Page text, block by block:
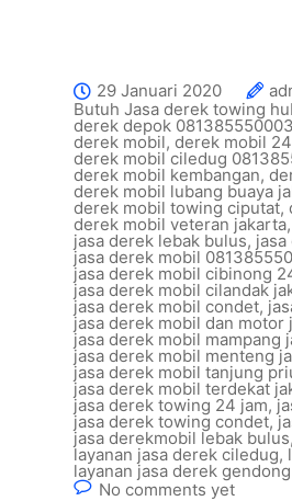
29 Januari 2020
Butuh Jasa derek towing
derek depok 081385550003
derek mobil, derek mobil
derek mobil ciledug
derek mobil kembangan,
derek mobil lubang buaya
derek mobil towing ciputat,
derek mobil veteran jakarta,
jasa derek lebak bulus,
jasa derek mobil
jasa derek mobil cibinong
jasa derek mobil cilandak
jasa derek mobil condet,
jasa derek mobil dan motor
jasa derek mobil mampang
jasa derek mobil menteng
jasa derek mobil tanjung
jasa derek mobil terdekat
jasa derek towing 24 jam,
jasa derek towing condet,
jasa derekmobil lebak bulus,
layanan jasa derek ciledug,
layanan jasa derek
No comments yet